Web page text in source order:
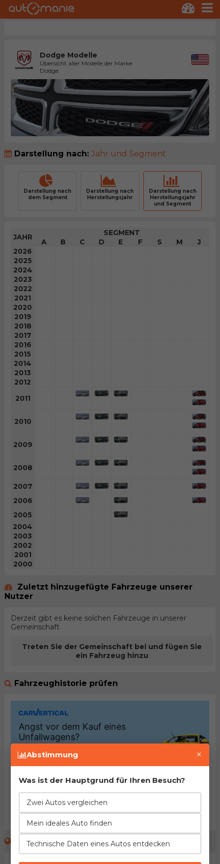
Dodge Modelle
Übersicht aller Modelle der Marke
Dodge
Darstellung nach: Jahr und Segment
Darstellung nach
dem Segment
Darstellung nach
Herstellungsjahr
Darstellung nach
Herstellungsjahr
und Segment
JAHR
SEGMENT
A
B C D E F S M
J
2026
2025
2024
2023
2022
2021
2020
2019
2018
2017
2016
2015
2014
2013
2012
2011
2010
2009
2008
2007
2006
2005
2004
2003
2002
2001
2000
Zuletzt hinzugefügte Fahrzeuge unserer
Nutzer
Derzeit gibt es keine solchen Fahrzeuge in unserer
Gemeinschaft
Treten Sie der Gemeinschaft bei und fügen Sie
ein Fahrzeug hinzu
Fahrzeughistorie prüfen
Folgen Sie uns
Abstimmung ×
Was ist der Hauptgrund für Ihren Besuch?
Zwei Autos vergleichen
Mein ideales Auto finden
Technische Daten eines Autos entdecken